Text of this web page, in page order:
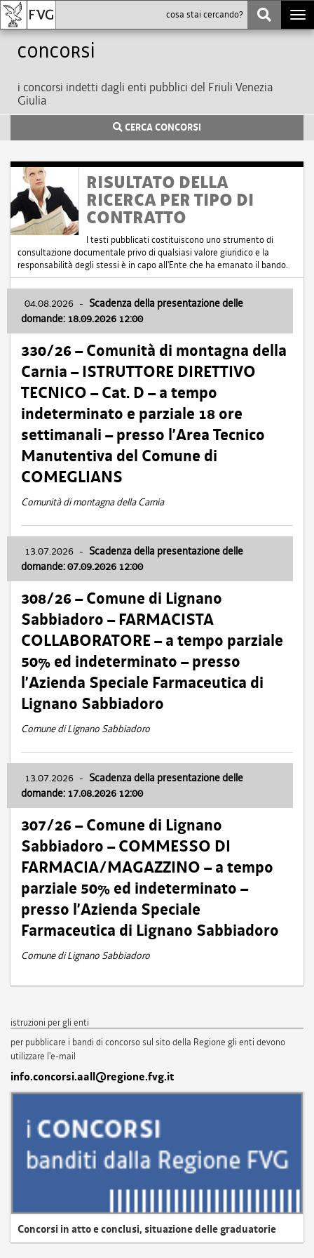
Concorsi
i concorsi indetti dagli enti pubblici del Friuli Venezia
Giulia
CERCA CONCORSI
RISULTATO DELLA
RICERCA PER TIPO DI
CONTRATTO
I testi pubblicati costituiscono uno strumento di
consultazione documentale privo di qualsiasi valore giuridico e la
responsabilità degli stessi è in capo all'Ente che ha emanato il bando.
04.08.2026 - Scadenza della presentazione delle
domande: 18.09.2026 12:00
330/26 – Comunità di montagna della
Carnia – ISTRUTTORE DIRETTIVO
TECNICO – Cat. D – a tempo
indeterminato e parziale 18 ore
settimanali – presso l’Area Tecnico
Manutentiva del Comune di
COMEGLIANS
Comunità di montagna della Carnia
13.07.2026 - Scadenza della presentazione delle
domande: 07.09.2026 12:00
308/26 – Comune di Lignano
Sabbiadoro – FARMACISTA
COLLABORATORE – a tempo parziale
50% ed indeterminato – presso
l’Azienda Speciale Farmaceutica di
Lignano Sabbiadoro
Comune di Lignano Sabbiadoro
13.07.2026 - Scadenza della presentazione delle
domande: 17.08.2026 12:00
307/26 – Comune di Lignano
Sabbiadoro – COMMESSO DI
FARMACIA/MAGAZZINO – a tempo
parziale 50% ed indeterminato –
presso l’Azienda Speciale
Farmaceutica di Lignano Sabbiadoro
Comune di Lignano Sabbiadoro
istruzioni per gli enti
per pubblicare i bandi di concorso sul sito della Regione gli enti devono
utilizzare l'e-mail
info.concorsi.aall@regione.fvg.it
Concorsi in atto e conclusi, situazione delle graduatorie